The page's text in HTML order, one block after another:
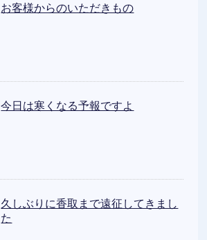
お客様からのいただきもの
今日は寒くなる予報ですよ
久しぶりに香取まで遠征してきまし
た